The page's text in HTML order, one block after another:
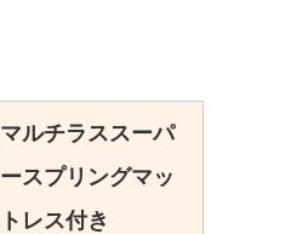
マルチラススーパ
ースプリングマッ
トレス付き